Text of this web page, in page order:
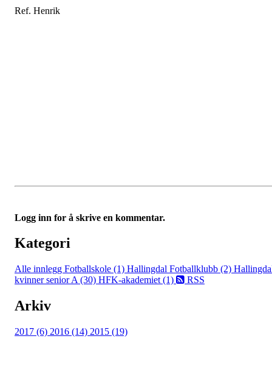
Ref. Henrik
Logg inn for å skrive en kommentar.
Kategori
Alle innlegg Fotballskole (1) Hallingdal Fotballklubb (2)
kvinner senior A (30) HFK-akademiet (1) RSS
Arkiv
2017 (6) 2016 (14) 2015 (19)